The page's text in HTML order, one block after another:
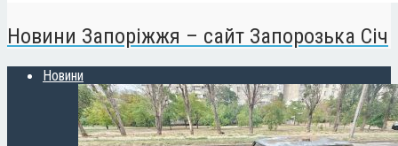
Новини Запоріжжя – сайт Запорозька Січ
Новини